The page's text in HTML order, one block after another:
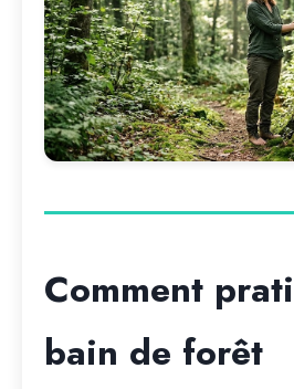
Comment
bain de forêt